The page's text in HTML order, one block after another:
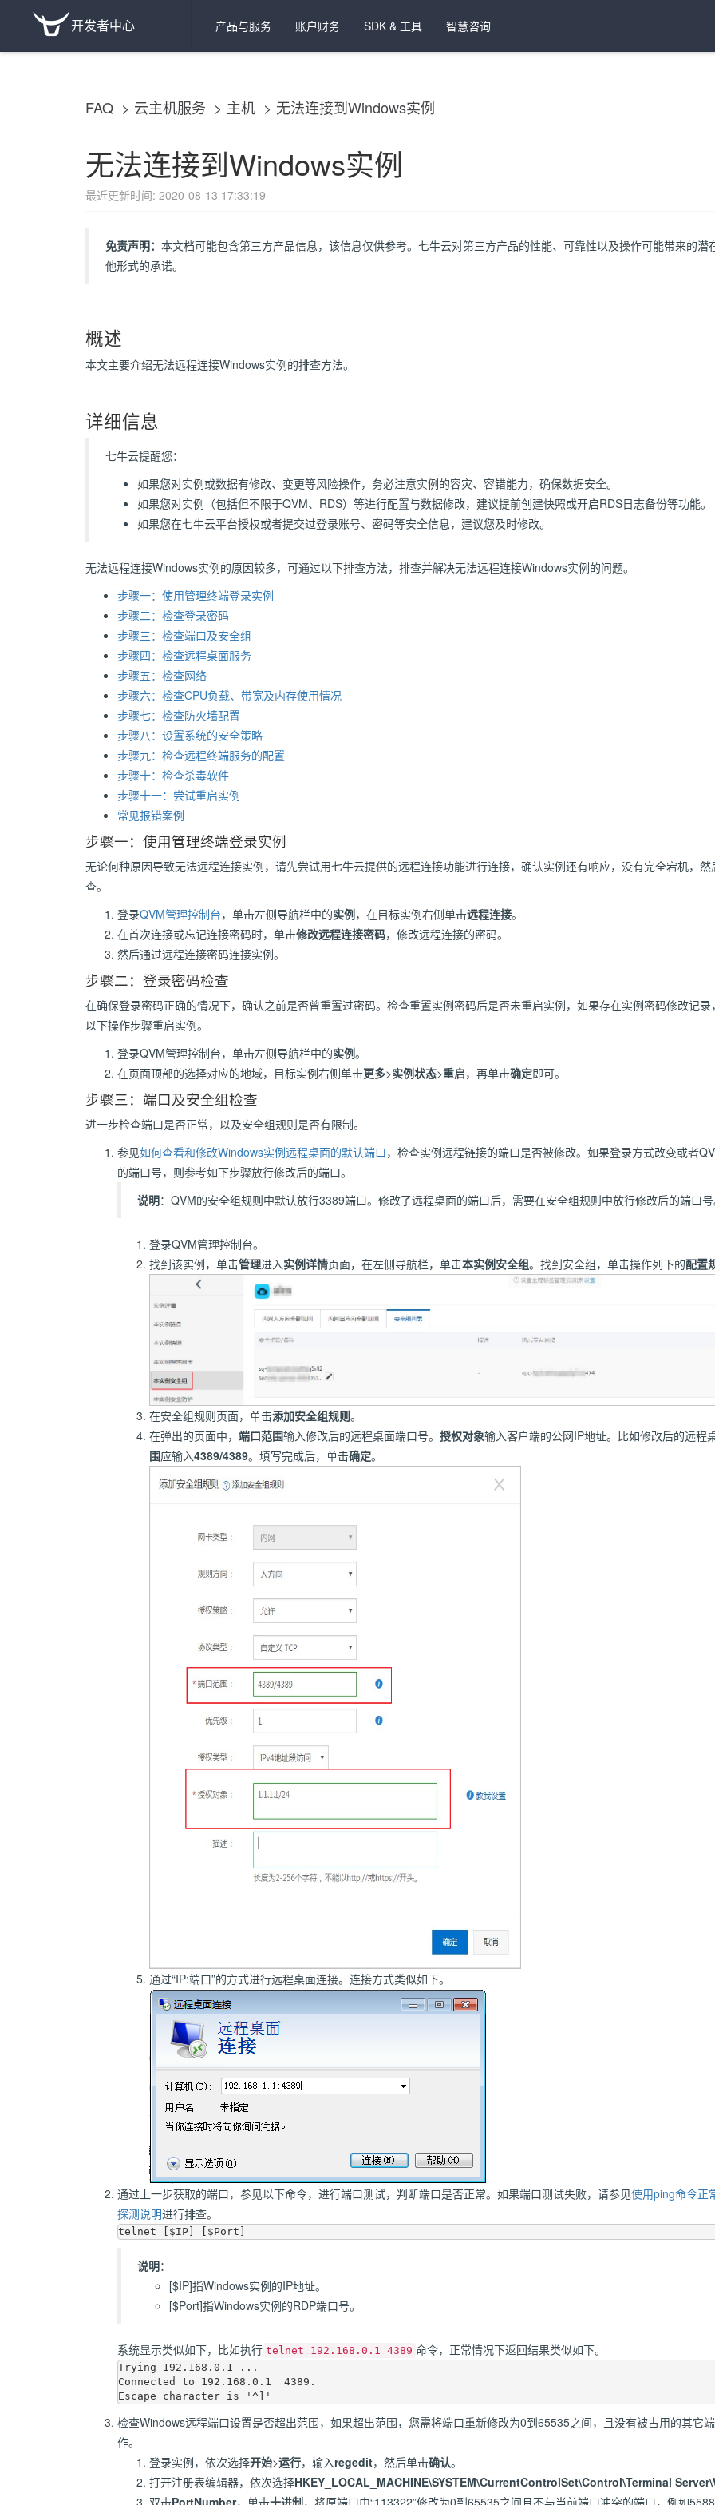
开发者中心 产品与服务 账户财务 SDK & 工具 智慧咨询
FAQ 云主机服务 主机 无法连接到Windows实例
无法连接到Windows实例
最近更新时间: 2020-08-13 17:33:19
免责声明： 本文档可能包含第三方产品信息，该信息仅供参考。七牛云对第三方产品的性能、可靠性以及操作可能带来的潜
他形式的承诺。
概述
本文主要介绍无法远程连接Windows实例的排查方法。
详细信息
七牛云提醒您：
如果您对实例或数据有修改、变更等风险操作，务必注意实例的容灾、容错能力，确保数据安全。
如果您对实例（包括但不限于QVM、RDS）等进行配置与数据修改，建议提前创建快照或开启RDS日志备份等功能。
如果您在七牛云平台授权或者提交过登录账号、密码等安全信息，建议您及时修改。
无法远程连接Windows实例的原因较多，可通过以下排查方法，排查并解决无法远程连接Windows实例的问题。
步骤一：使用管理终端登录实例
步骤二：检查登录密码
步骤三：检查端口及安全组
步骤四：检查远程桌面服务
步骤五：检查网络
步骤六：检查CPU负载、带宽及内存使用情况
步骤七：检查防火墙配置
步骤八：设置系统的安全策略
步骤九：检查远程终端服务的配置
步骤十：检查杀毒软件
步骤十一：尝试重启实例
常见报错案例
步骤一：使用管理终端登录实例
无论何种原因导致无法远程连接实例，请先尝试用七牛云提供的远程连接功能进行连接，确认实例还有响应，没有完全宕机，
查。
登录QVM管理控制台，单击左侧导航栏中的实例，在目标实例右侧单击远程连接。
在首次连接或忘记连接密码时，单击修改远程连接密码，修改远程连接的密码。
然后通过远程连接密码连接实例。
步骤二：登录密码检查
在确保登录密码正确的情况下，确认之前是否曾重置过密码。检查重置实例密码后是否未重启实例，如果存在实例密码修改记
以下操作步骤重启实例。
登录QVM管理控制台，单击左侧导航栏中的实例。
在页面顶部的选择对应的地域，目标实例右侧单击更多>实例状态>重启，再单击确定即可。
步骤三：端口及安全组检查
进一步检查端口是否正常，以及安全组规则是否有限制。
参见如何查看和修改Windows实例远程桌面的默认端口，检查实例远程链接的端口是否被修改。如果登录方式改变或者
的端口号，则参考如下步骤放行修改后的端口。
说明：QVM的安全组规则中默认放行3389端口。修改了远程桌面的端口后，需要在安全组规则中放行修改后的端口号
登录QVM管理控制台。
找到该实例，单击管理进入实例详情页面，在左侧导航栏，单击本实例安全组。找到安全组，单击操作列下的配置
在安全组规则页面，单击添加安全组规则。
在弹出的页面中， 端口范围输入修改后的远程桌面端口号。 授权对象输入客户端的公网IP地址。比如修改后的远程
围应输入4389/4389。填写完成后，单击确定。
通过“IP:端口”的方式进行远程桌面连接。连接方式类似如下。
通过上一步获取的端口，参见以下命令，进行端口测试，判断端口是否正常。如果端口测试失败，请参见使用ping命令正
探测说明进行排查。
telnet [$IP] [$Port]
说明：
[$IP]指Windows实例的IP地址。
[$Port]指Windows实例的RDP端口号。
系统显示类似如下，比如执行 telnet 192.168.0.1 4389 命令，正常情况下返回结果类似如下。
Trying 192.168.0.1 ...
Connected to 192.168.0.1  4389.
Escape character is '^]'
检查Windows远程端口设置是否超出范围，如果超出范围，您需将端口重新修改为0到65535之间，且没有被占用的其它
作。
登录实例，依次选择开始>运行，输入regedit，然后单击确认。
打开注册表编辑器，依次选择HKEY_LOCAL_MACHINE\SYSTEM\CurrentControlSet\Control\Terminal
双击PortNumber，单击十进制，将原端口由“113322”修改为0到65535之间且不与当前端口冲突的端口，例如5588